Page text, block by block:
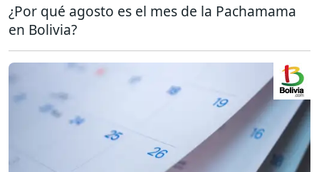
¿Por qué agosto es el mes de la Pachamama
en Bolivia?